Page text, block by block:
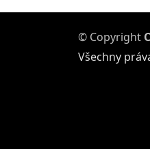
© Copyright
Všechny